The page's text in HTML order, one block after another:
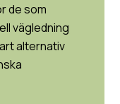
de som
vägledning
alternativ